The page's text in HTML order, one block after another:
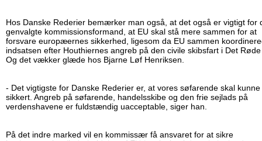
Hos Danske Rederier bemærker man også, at det også er vigtigt for
genvalgte kommissionsformand, at EU skal stå mere sammen for at
forsvare europæernes sikkerhed, ligesom da EU sammen
indsatsen efter Houthiernes angreb på den civile skibsfart i Det Røde
Og det vækker glæde hos Bjarne Løf Henriksen.
- Det vigtigste for Danske Rederier er, at vores søfarende skal kunne
sikkert. Angreb på søfarende, handelsskibe og den frie sejlads på
verdenshavene er fuldstændig uacceptable, siger han.
På det indre marked vil en kommissær få ansvaret for at sikre